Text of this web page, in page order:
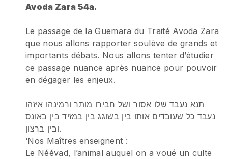
Avoda Zara 54a.
Le passage de la Guemara du Traité Avoda Zara
que nous allons rapporter soulève de grands et
importants débats. Nous allons tenter d’étudier
ce passage nuance après nuance pour pouvoir
en dégager les enjeux.
תנא נעבד שלו אסור ושל חבירו מותר ורמינהו איזהו
נעבד כל שעובדים אותו בין בשוגג בין במזיד בין באונס
ובין ברצון.
‘Nos Maîtres enseignent :
Le Néévad, l’animal auquel on a voué un culte